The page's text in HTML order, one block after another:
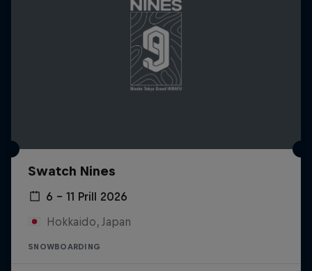
Swatch Nines
6 – 11 Prill 2026
Hokkaido, Japan
SNOWBOARDING